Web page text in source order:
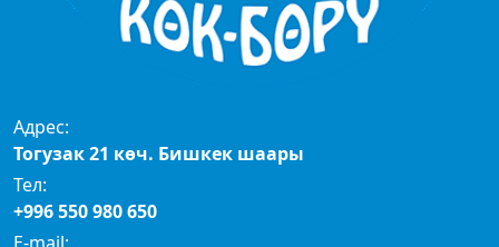
Адрес:
Тогузак 21 көч. Бишкек шаары
Тел:
+996 550 980 650